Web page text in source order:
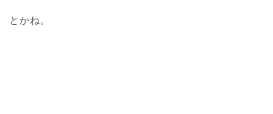
とかね。